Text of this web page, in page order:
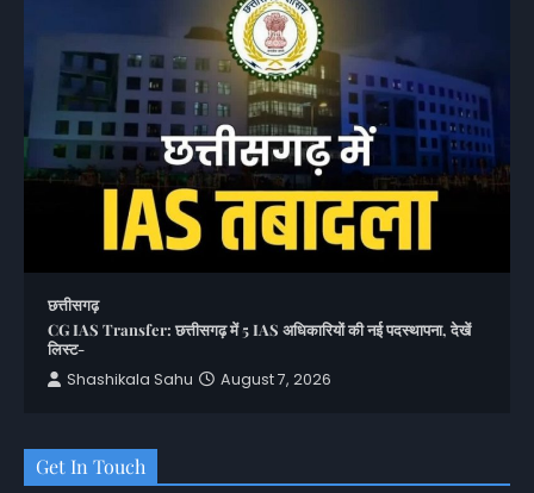
छत्तीसगढ़
CG IAS Transfer: छत्तीसगढ़ में 5 IAS अधिकारियों की नई पदस्थापना, देखें
लिस्ट-
Shashikala Sahu
August 7, 2026
Get In Touch